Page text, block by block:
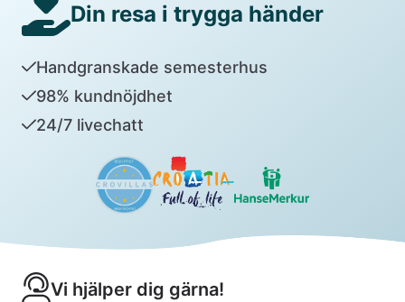
Din resa i trygga händer
Handgranskade semesterhus
98% kundnöjdhet
24/7 livechatt
Vi hjälper dig gärna!